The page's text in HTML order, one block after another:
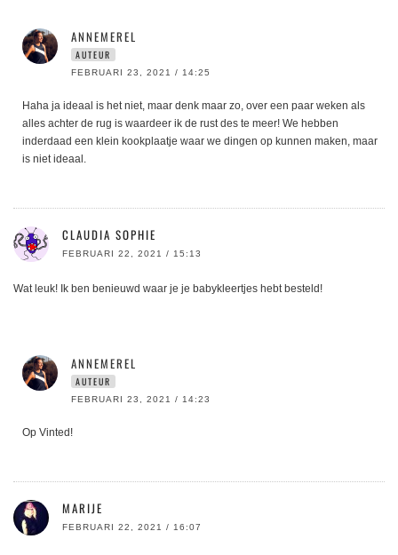
ANNEMEREL
AUTEUR
FEBRUARI 23, 2021 / 14:25
Haha ja ideaal is het niet, maar denk maar zo, over een paar weken als
alles achter de rug is waardeer ik de rust des te meer! We hebben
inderdaad een klein kookplaatje waar we dingen op kunnen maken, maar
is niet ideaal.
CLAUDIA SOPHIE
FEBRUARI 22, 2021 / 15:13
Wat leuk! Ik ben benieuwd waar je je babykleertjes hebt besteld!
ANNEMEREL
AUTEUR
FEBRUARI 23, 2021 / 14:23
Op Vinted!
MARIJE
FEBRUARI 22, 2021 / 16:07